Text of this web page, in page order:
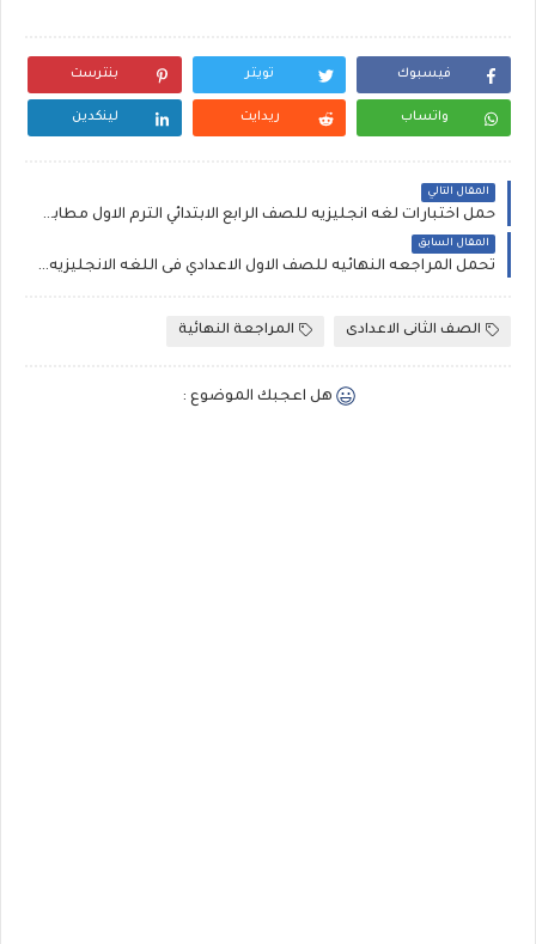
فيسبوك تويتر بنترست
واتساب ريدايت لينكدين
المقال التالي
حمل اختبارات لغه انجليزيه للصف الرابع الابتدائي الترم الاول مطابقه لمواصفات امتحان 2020 سلسله مستر
المقال السابق
تحمل المراجعه النهائيه للصف الاول الاعدادي فى اللغه الانجليزيه طبقا للمواصفات الجديده اعداد مستر محمد فوزي
الصف الثانى الاعدادى المراجعة النهائية
هل اعجبك الموضوع :